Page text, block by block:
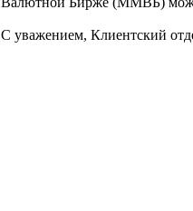
С уважением, Клиентский